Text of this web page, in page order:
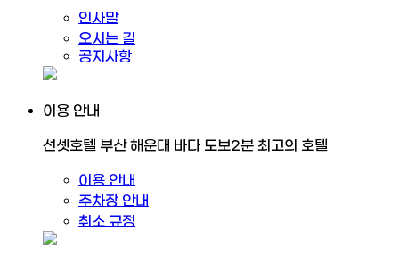
인사말
오시는 길
공지사항
이용 안내
선셋호텔 부산 해운대 바다 도보2분 최고의 호텔
이용 안내
주차장 안내
취소 규정